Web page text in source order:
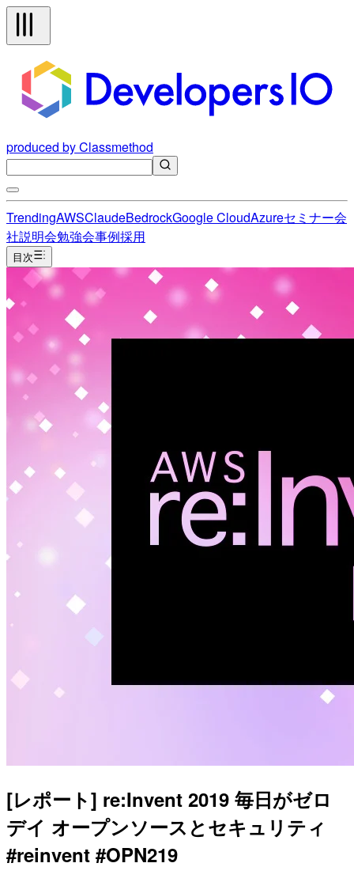
produced by Classmethod
TrendingAWSClaudeBedrockGoogle CloudAzureセミナー会
社説明会勉強会事例採用
目次
[レポート] re:Invent 2019 毎日がゼロ
デイ オープンソースとセキュリティ
#reinvent #OPN219